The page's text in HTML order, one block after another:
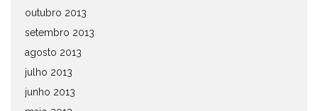
outubro 2013
setembro 2013
agosto 2013
julho 2013
junho 2013